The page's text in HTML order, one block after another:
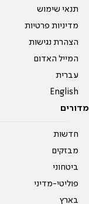
תנאי שימוש
מדיניות פרטיות
הצהרת נגישות
המייל האדום
עברית
English
מדורים
חדשות
מבזקים
ביטחוני
פוליטי-מדיני
בארץ